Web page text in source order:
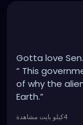
Gotta love
“ This
of why the
Earth.”